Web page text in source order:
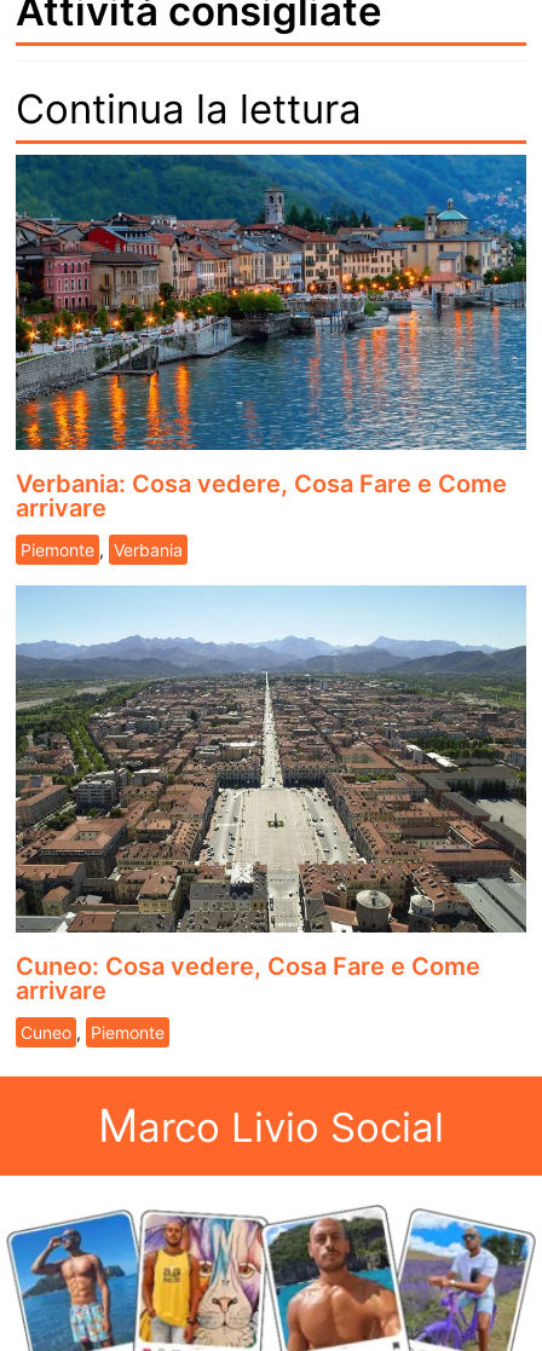
Attività consigliate
Continua la lettura
Verbania: Cosa vedere, Cosa Fare e Come
arrivare
Piemonte , Verbania
Cuneo: Cosa vedere, Cosa Fare e Come
arrivare
Cuneo , Piemonte
Marco Livio Social